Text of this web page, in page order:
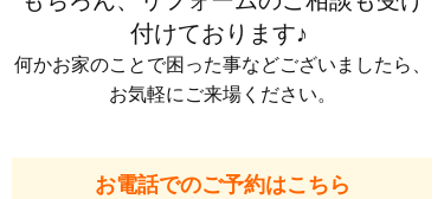
付けております♪
何かお家のことで困った事などございましたら、
お気軽にご来場ください。
お電話でのご予約はこちら